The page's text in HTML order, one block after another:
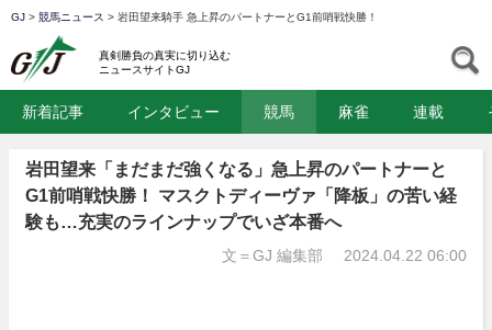
GJ > 競馬ニュース > 岩田望来騎手 急上昇のパートナーとG1前哨戦快勝！
真剣勝負の真実に切り込む
ニュースサイトGJ
新着記事 インタビュー 競馬 麻雀 連載
岩田望来「まだまだ強くなる」急上昇のパートナーと
G1前哨戦快勝！ マスクトディーヴァ「降板」の苦い経
験も…充実のラインナップでいざ本番へ
文＝GJ 編集部 2024.04.22 06:00